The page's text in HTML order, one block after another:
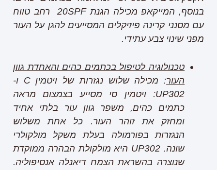
בנוסף, המייקאפ מכילה הגנת 20SPF
רחב טווח
עם מסנני קרינה פיזיקלים המסייעים להגן על העור
מפני שינוי צבע עתידי.
טכנולוגיה לטיפול בכתמים כהים והאחדת גוון
העור: מכילה שלוש נגזרות של ויטמיןC ו-
UP302: ויטמין סי מסייע בצמצום מראה
כתמים כהים, משפר גוון עור בלתי אחיד
ומחזק את זוהר העור. כל אחת משלוש
הנגזרות בפורמולה בעלת משקל מולקולרי
שונה. UP302 היא מולקולת הבהרה ממוקדת
שנוצרה בהשראת הצמח דיאנלה אנסיפוליה.